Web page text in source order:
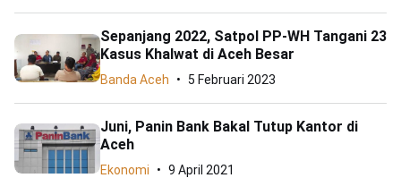
Sepanjang 2022, Satpol PP-WH Tangani 23
Kasus Khalwat di Aceh Besar
Banda Aceh 5 Februari 2023
Juni, Panin Bank Bakal Tutup Kantor di
Aceh
Ekonomi 9 April 2021